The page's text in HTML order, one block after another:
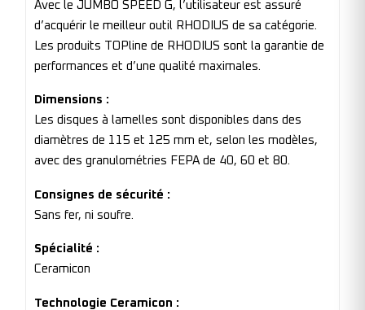
Avec le JUMBO SPEED G, l’utilisateur est assuré
d’acquérir le meilleur outil RHODIUS de sa catégorie.
Les produits TOPline de RHODIUS sont la garantie de
performances et d’une qualité maximales.
Dimensions :
Les disques à lamelles sont disponibles dans des
diamètres de 115 et 125 mm et, selon les modèles,
avec des granulométries FEPA de 40, 60 et 80.
Consignes de sécurité :
Sans fer, ni soufre.
Spécialité :
Ceramicon
Technologie Ceramicon :